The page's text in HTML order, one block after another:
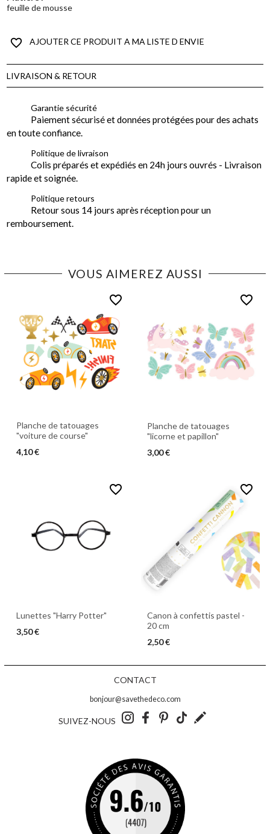
feuille de mousse
favorite_border AJOUTER CE PRODUIT A MA LISTE D ENVIE
LIVRAISON & RETOUR
Garantie sécurité
Paiement sécurisé et données protégées pour des achats
en toute confiance.
Politique de livraison
Colis préparés et expédiés en 24h jours ouvrés - Livraison
rapide et soignée.
Politique retours
Retour sous 14 jours après réception pour un
remboursement.
VOUS AIMEREZ AUSSI
favorite_border
Planche de tatouages
"voiture de course"
4,10 €
favorite_border
Planche de tatouages
"licorne et papillon"
3,00 €
favorite_border
Lunettes "Harry Potter"
3,50 €
favorite_border
Canon à confettis pastel -
20 cm
2,50 €
CONTACT
bonjour@savethedeco.com
SUIVEZ-NOUS